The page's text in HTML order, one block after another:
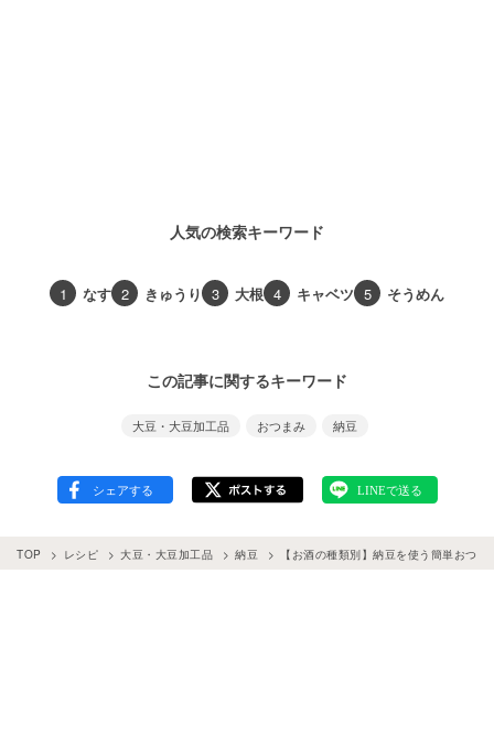
人気の検索キーワード
1 なす 2 きゅうり 3 大根 4 キャベツ 5 そうめん
この記事に関するキーワード
大豆・大豆加工品 おつまみ 納豆
TOP レシピ 大豆・大豆加工品 納豆 【お酒の種類別】納豆を使う簡単おつ